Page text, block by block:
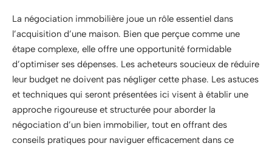
La négociation immobilière joue un rôle essentiel dans
l’acquisition d’une maison. Bien que perçue comme une
étape complexe, elle offre une opportunité formidable
d’optimiser ses dépenses. Les acheteurs soucieux de réduire
leur budget ne doivent pas négliger cette phase. Les astuces
et techniques qui seront présentées ici visent à établir une
approche rigoureuse et structurée pour aborder la
négociation d’un bien immobilier, tout en offrant des
conseils pratiques pour naviguer efficacement dans ce